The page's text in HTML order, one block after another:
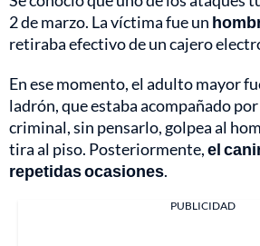
2 de marzo. La víctima fue un
retiraba efectivo de un cajero
En ese momento, el adulto mayor
ladrón, que estaba acompañado
criminal, sin pensarlo, golpea al
tira al piso. Posteriormente,el
repetidas ocasiones.
PUBLICIDAD